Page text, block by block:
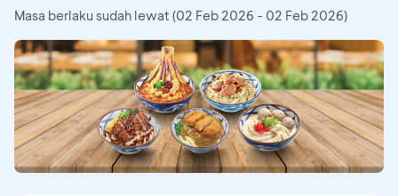
Masa berlaku sudah lewat (02 Feb 2026 - 02 Feb 2026)